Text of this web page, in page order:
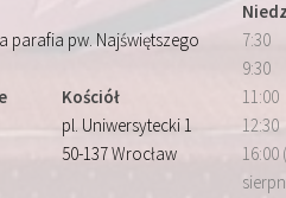
parafia pw. Najświętszego
Kościół
pl. Uniwersytecki 1
50-137 Wrocław
7:30
9:30
11:00
12:30